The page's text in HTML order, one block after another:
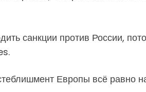
санкции против России,
Европы всё равно